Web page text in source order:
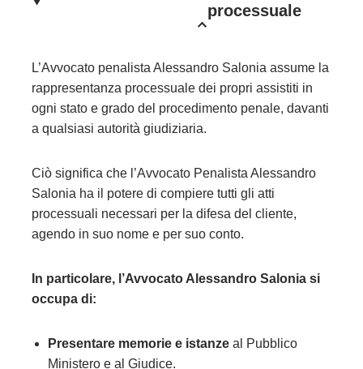
processuale
L’Avvocato penalista Alessandro Salonia assume la
rappresentanza processuale dei propri assistiti in
ogni stato e grado del procedimento penale, davanti
a qualsiasi autorità giudiziaria.
Ciò significa che l’Avvocato Penalista Alessandro
Salonia ha il potere di compiere tutti gli atti
processuali necessari per la difesa del cliente,
agendo in suo nome e per suo conto.
In particolare, l’Avvocato Alessandro Salonia si
occupa di:
Presentare memorie e istanze al Pubblico
Ministero e al Giudice.